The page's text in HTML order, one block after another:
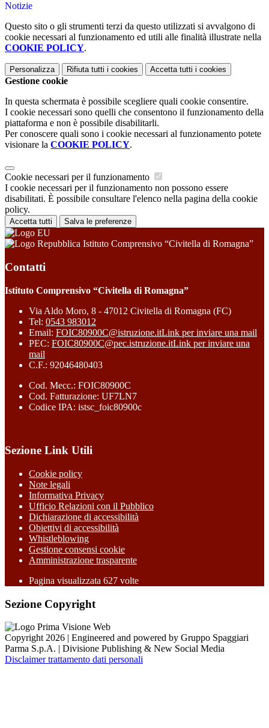
Notizie
Questo sito o gli strumenti terzi da questo utilizzati si avvalgono di
cookie necessari al funzionamento ed utili alle finalità illustrate nella
COOKIE POLICY.
Personalizza Rifiuta tutti i cookies Accetta tutti i cookies
Gestione cookie
In questa schermata è possibile scegliere quali cookie consentire.
I cookie necessari sono quelli che consentono il funzionamento della
piattaforma e non è possibile disabilitarli.
Per conoscere quali sono i cookie necessari al funzionamento potete
visionare la COOKIE POLICY.
Cookie necessari per il funzionamento
I cookie necessari per il funzionamento non possono essere
disabilitati. È possibile consultare l'elenco nella pagina della cookie
policy.
Accetta tutti Salva le preferenze
Istituto Comprensivo “Civitella di Romagna”
Contatti
Istituto Comprensivo “Civitella di Romagna”
Via Aldo Moro, 8 - 47012 Civitella di Romagna (FC)
Tel: 0543 983012
Email: FOIC80900C@istruzione.itLink per inviare una mail
PEC: FOIC80900C@pec.istruzione.itLink per inviare una
mail
C.F.: 92046480403
Cod. Mecc.: FOIC80900C
Cod. Fatturazione: UF7LN7
Codice IPA: istsc_foic80900c
Sezione Link Utili
Cookie policy
Note legali
Informativa Privacy
Ufficio Relazioni con il Pubblico
Dichiarazione di accessibilità
Obiettivi di accessibilità
Whistleblowing
Gestione consensi cookie
Amministrazione trasparente
Pagina visualizzata 627 volte
Sezione Copyright
Copyright 2026 | Engineered and powered by Gruppo Spaggiari
Parma S.p.A. | Divisione Publishing & New Social Media
Disclaimer trattamento dati personali